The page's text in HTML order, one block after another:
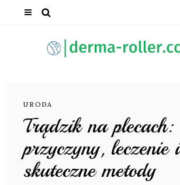
URODA
Trądzik na plecach:
przyczyny, leczenie i
skuteczne metody